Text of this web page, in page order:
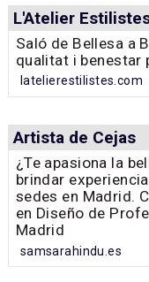
L'Atelier
Saló de Bellesa a
qualitat i benestar
latelierestilistes.com
Artista de Cejas
¿Te apasiona la
brindar
sedes en Madrid.
en Diseño de
Madrid
samsarahindu.es